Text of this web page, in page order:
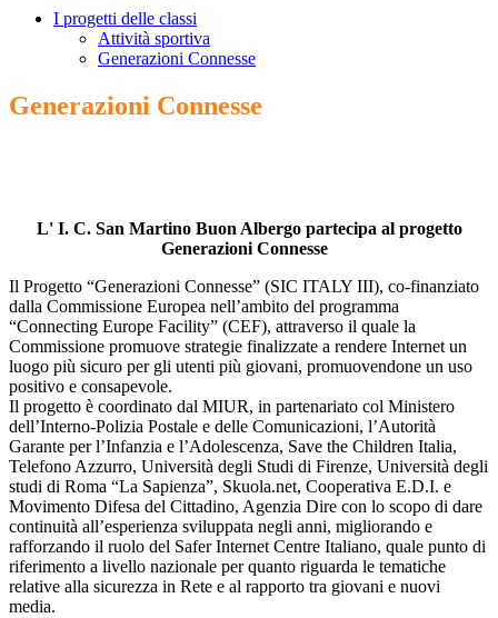
I progetti delle classi
Attività sportiva
Generazioni Connesse
Generazioni Connesse
L' I. C. San Martino Buon Albergo partecipa al progetto
Generazioni Connesse
Il Progetto “Generazioni Connesse” (SIC ITALY III), co-finanziato
dalla Commissione Europea nell’ambito del programma
“Connecting Europe Facility” (CEF), attraverso il quale la
Commissione promuove strategie finalizzate a rendere Internet un
luogo più sicuro per gli utenti più giovani, promuovendone un uso
positivo e consapevole.
Il progetto è coordinato dal MIUR, in partenariato col Ministero
dell’Interno-Polizia Postale e delle Comunicazioni, l’Autorità
Garante per l’Infanzia e l’Adolescenza, Save the Children Italia,
Telefono Azzurro, Università degli Studi di Firenze, Università degli
studi di Roma “La Sapienza”, Skuola.net, Cooperativa E.D.I. e
Movimento Difesa del Cittadino, Agenzia Dire con lo scopo di dare
continuità all’esperienza sviluppata negli anni, migliorando e
rafforzando il ruolo del Safer Internet Centre Italiano, quale punto di
riferimento a livello nazionale per quanto riguarda le tematiche
relative alla sicurezza in Rete e al rapporto tra giovani e nuovi
media.